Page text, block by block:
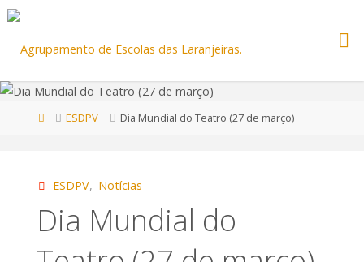
HomeESDPV Dia Mundial do Teatro (27 de março)
ESDPV, Notícias
Dia Mundial do